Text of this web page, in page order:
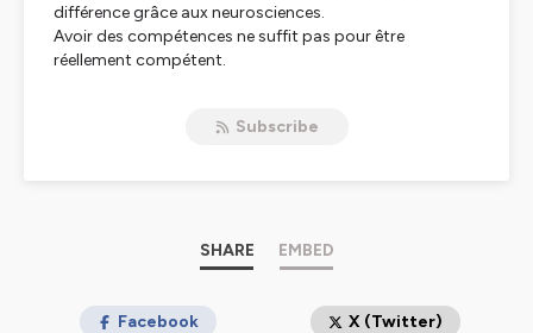
différence grâce aux neurosciences.
Avoir des compétences ne suffit pas pour être
réellement compétent.
Bonne nouvelle : optimiser son cerveau ça s’apprend,
Subscribe
SHARE EMBED
Facebook X (Twitter)